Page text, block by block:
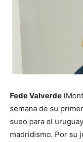
Fede Valverde
semana de su
sueo para el
madridismo. Por su